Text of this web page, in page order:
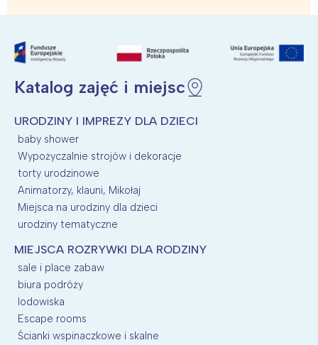
Katalog zajęć i miejsc
URODZINY I IMPREZY DLA DZIECI
baby shower
Wypożyczalnie strojów i dekoracje
torty urodzinowe
Animatorzy, klauni, Mikołaj
Miejsca na urodziny dla dzieci
urodziny tematyczne
MIEJSCA ROZRYWKI DLA RODZINY
sale i place zabaw
biura podróży
lodowiska
Escape rooms
Ścianki wspinaczkowe i skalne